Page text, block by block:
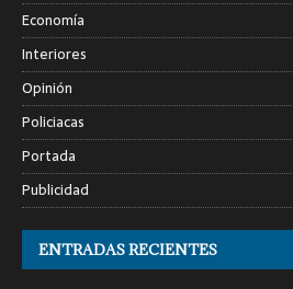
Economía
Interiores
Opinión
Policiacas
Portada
Publicidad
ENTRADAS RECIENTES